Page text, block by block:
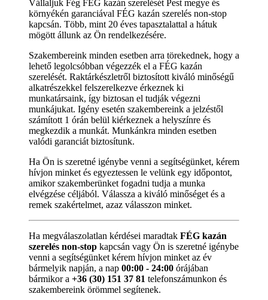
Vállaljuk Fég FÉG kazán szerelését Pest megye és
környékén garanciával FÉG kazán szerelés non-stop
kapcsán. Több, mint 20 éves tapasztalattal a hátuk
mögött állunk az Ön rendelkezésére.
Szakembereink minden esetben arra törekednek, hogy a
lehető legolcsóbban végezzék el a FÉG kazán
szerelését. Raktárkészletről biztosított kiváló minőségű
alkatrészekkel felszerelkezve érkeznek ki
munkatársaink, így biztosan el tudják végezni
munkájukat. Igény esetén szakembereink a jelzéstől
számított 1 órán belül kiérkeznek a helyszínre és
megkezdik a munkát. Munkánkra minden esetben
valódi garanciát biztosítunk.
Ha Ön is szeretné igénybe venni a segítségünket, kérem
hívjon minket és egyeztessen le velünk egy időpontot,
amikor szakemberünket fogadni tudja a munka
elvégzése céljából. Válassza a kiváló minőséget és a
remek szakértelmet, azaz válasszon minket.
Ha megválaszolatlan kérdései maradtak FÉG kazán
szerelés non-stop kapcsán vagy Ön is szeretné igénybe
venni a segítségünket kérem hívjon minket az év
bármelyik napján, a nap 00:00 - 24:00 órájában
bármikor a +36 (30) 151 37 81 telefonszámunkon és
szakembereink örömmel segítenek.